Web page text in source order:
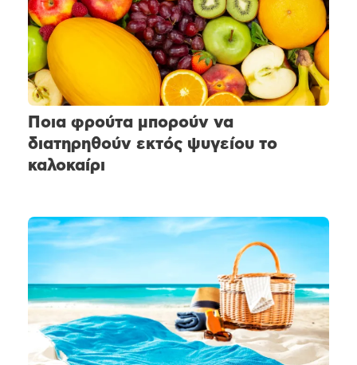
Ποια φρούτα μπορούν να
διατηρηθούν εκτός ψυγείου το
καλοκαίρι